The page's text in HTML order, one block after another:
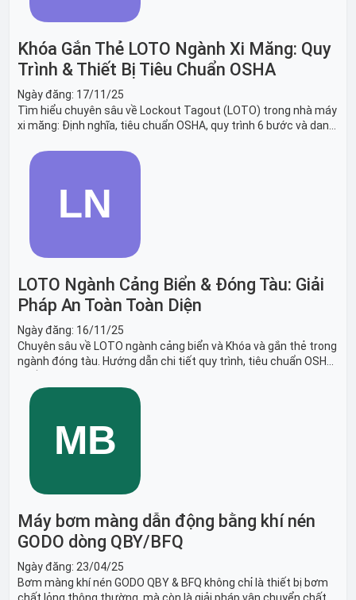
Khóa Gắn Thẻ LOTO Ngành Xi Măng: Quy
Trình & Thiết Bị Tiêu Chuẩn OSHA
Ngày đăng: 17/11/25
Tìm hiểu chuyên sâu về Lockout Tagout (LOTO) trong nhà máy
xi măng: Định nghĩa, tiêu chuẩn OSHA, quy trình 6 bước và danh
nghiền an toàn.
LOTO Ngành Cảng Biển & Đóng Tàu: Giải
Pháp An Toàn Toàn Diện
Ngày đăng: 16/11/25
Chuyên sâu về LOTO ngành cảng biển và Khóa và gắn thẻ trong
ngành đóng tàu. Hướng dẫn chi tiết quy trình, tiêu chuẩn OSHA,
diện.
Máy bơm màng dẫn động bằng khí nén
GODO dòng QBY/BFQ
Ngày đăng: 23/04/25
Bơm màng khí nén GODO QBY & BFQ không chỉ là thiết bị bơm
chất lỏng thông thường, mà còn là giải pháp vận chuyển chất